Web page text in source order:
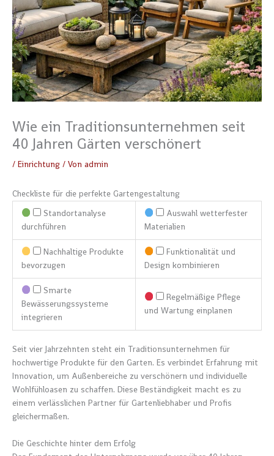
Wie ein Traditionsunternehmen seit
40 Jahren Gärten verschönert
/ Einrichtung / Von admin
Checkliste für die perfekte Gartengestaltung
Standortanalyse
durchführen
Auswahl wetterfester
Materialien
Nachhaltige Produkte
bevorzugen
Funktionalität und
Design kombinieren
Smarte
Bewässerungssysteme
integrieren
Regelmäßige Pflege
und Wartung einplanen
Seit vier Jahrzehnten steht ein Traditionsunternehmen für
hochwertige Produkte für den Garten. Es verbindet Erfahrung mit
Innovation, um Außenbereiche zu verschönern und individuelle
Wohlfühloasen zu schaffen. Diese Beständigkeit macht es zu
einem verlässlichen Partner für Gartenliebhaber und Profis
gleichermaßen.
Die Geschichte hinter dem Erfolg